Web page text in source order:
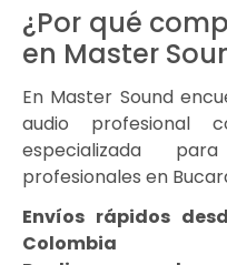
¿Por qué
en Master
En Master Sound
audio profesional
especializada
profesionales en
Envíos rápidos
Colombia